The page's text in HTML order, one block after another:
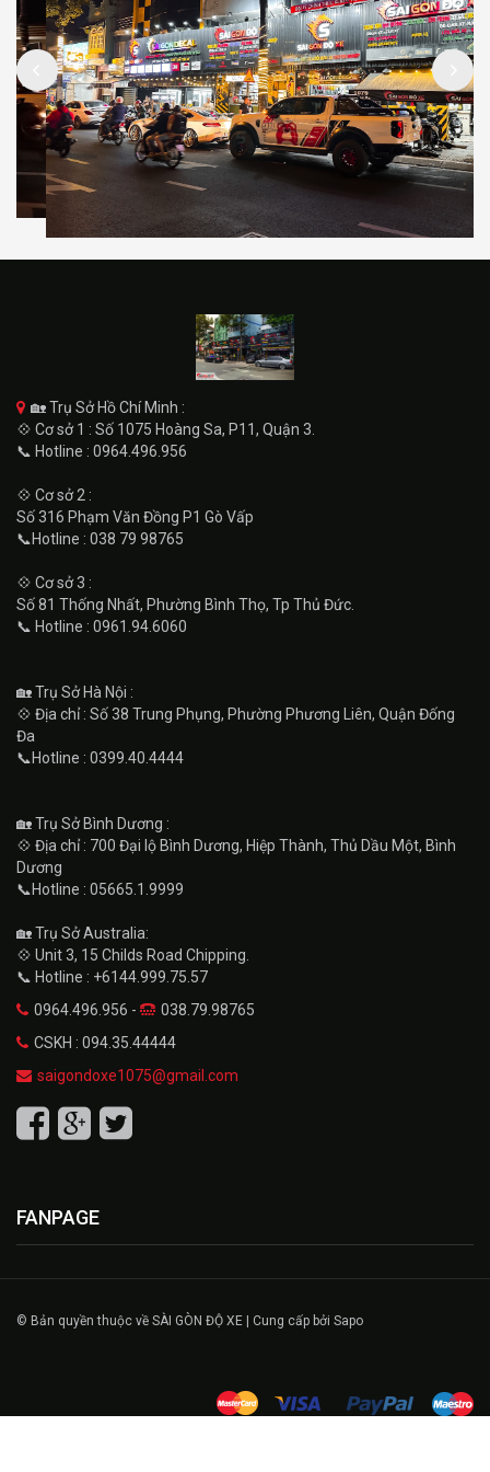
🏡 Trụ Sở Hồ Chí Minh :
💠 Cơ sở 1 : Số 1075 Hoàng Sa, P11, Quận 3.
📞 Hotline : 0964.496.956
💠 Cơ sở 2 :
Số 316 Phạm Văn Đồng P1 Gò Vấp
📞Hotline : 038 79 98765
💠 Cơ sở 3 :
Số 81 Thống Nhất, Phường Bình Thọ, Tp Thủ Đức.
📞 Hotline : 0961.94.6060
🏡 Trụ Sở Hà Nội :
💠 Địa chỉ : Số 38 Trung Phụng, Phường Phương Liên, Quận Đống
Đa
📞Hotline : 0399.40.4444
🏡 Trụ Sở Bình Dương :
💠 Địa chỉ : 700 Đại lộ Bình Dương, Hiệp Thành, Thủ Dầu Một, Bình
Dương
📞Hotline : 05665.1.9999
🏡 Trụ Sở Australia:
💠 Unit 3, 15 Childs Road Chipping.
📞 Hotline : +6144.999.75.57
0964.496.956 -
038.79.98765
CSKH : 094.35.44444
saigondoxe1075@gmail.com
FANPAGE
© Bản quyền thuộc về SÀI GÒN ĐỘ XE | Cung cấp bởi Sapo